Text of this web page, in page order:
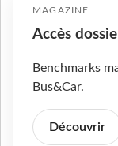
MAGAZINE
Accès
Benchmarks
Bus&Car.
Découvrir